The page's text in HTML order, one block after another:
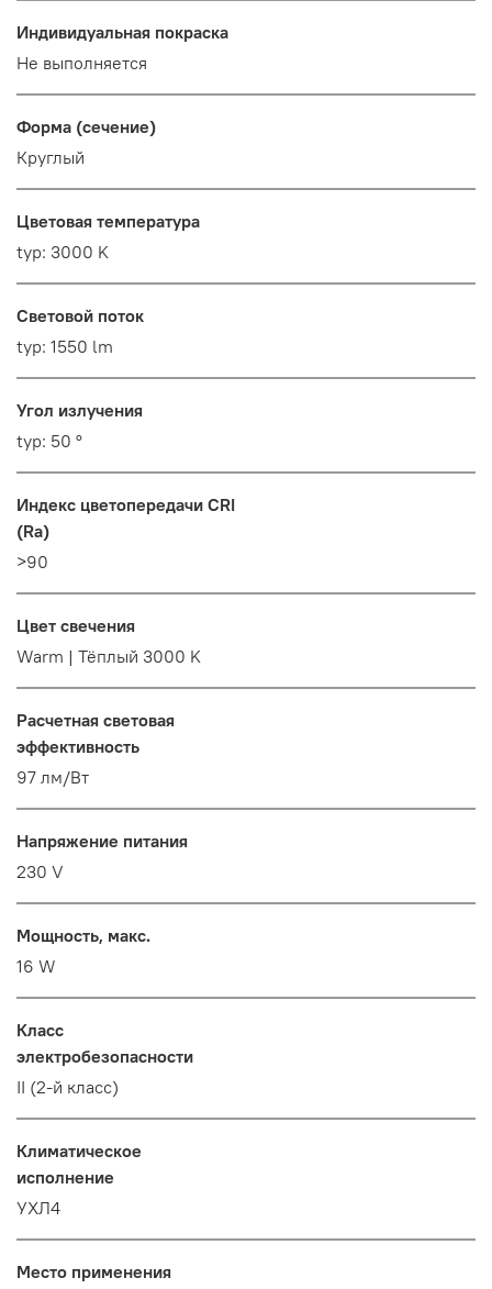
Индивидуальная покраска
Не выполняется
Форма (сечение)
Круглый
Цветовая температура
typ: 3000 K
Световой поток
typ: 1550 lm
Угол излучения
typ: 50 °
Индекс цветопередачи CRI
(Ra)
>90
Цвет свечения
Warm | Тёплый 3000 K
Расчетная световая
эффективность
97 лм/Вт
Напряжение питания
230 V
Мощность, макс.
16 W
Класс
электробезопасности
II (2-й класс)
Климатическое
исполнение
УХЛ4
Место применения